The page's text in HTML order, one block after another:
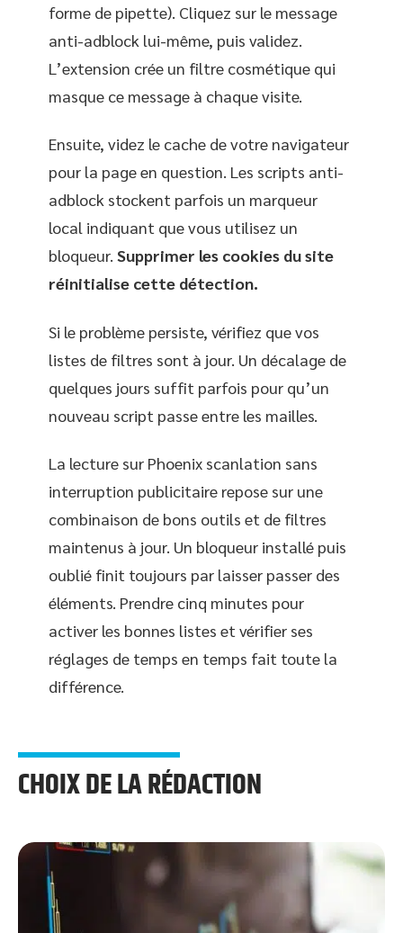
forme de pipette). Cliquez sur le message
anti-adblock lui-même, puis validez.
L’extension crée un filtre cosmétique qui
masque ce message à chaque visite.
Ensuite, videz le cache de votre navigateur
pour la page en question. Les scripts anti-
adblock stockent parfois un marqueur
local indiquant que vous utilisez un
bloqueur. Supprimer les cookies du site
réinitialise cette détection.
Si le problème persiste, vérifiez que vos
listes de filtres sont à jour. Un décalage de
quelques jours suffit parfois pour qu’un
nouveau script passe entre les mailles.
La lecture sur Phoenix scanlation sans
interruption publicitaire repose sur une
combinaison de bons outils et de filtres
maintenus à jour. Un bloqueur installé puis
oublié finit toujours par laisser passer des
éléments. Prendre cinq minutes pour
activer les bonnes listes et vérifier ses
réglages de temps en temps fait toute la
différence.
CHOIX DE LA RÉDACTION